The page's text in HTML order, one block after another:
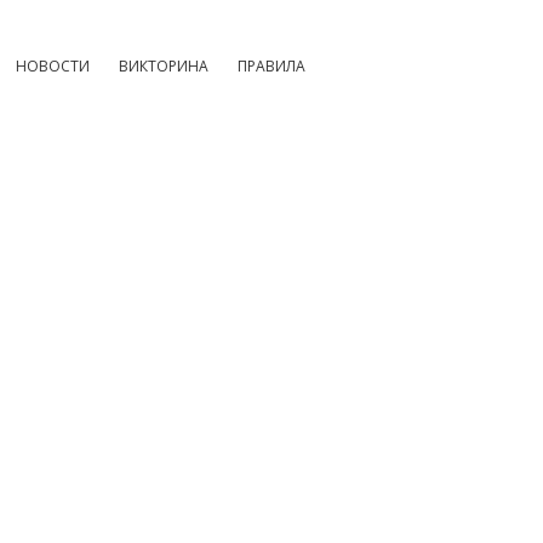
НОВОСТИ ВИКТОРИНА ПРАВИЛА